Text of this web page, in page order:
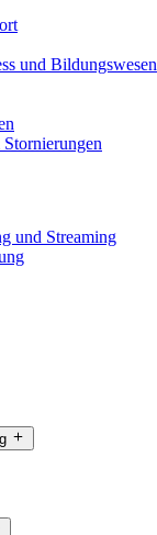
und Bildungswesen
und Streaming